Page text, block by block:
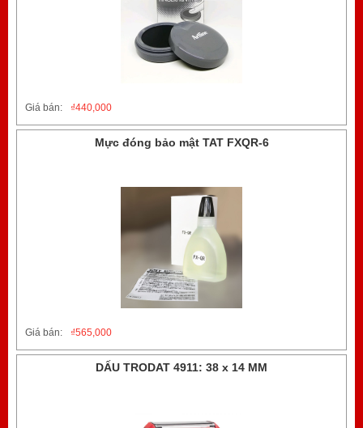
Giá bán: 440,000
₫
Mực đóng bảo mật TAT FXQR-6
Giá bán: 565,000
₫
DẤU TRODAT 4911: 38 x 14 MM